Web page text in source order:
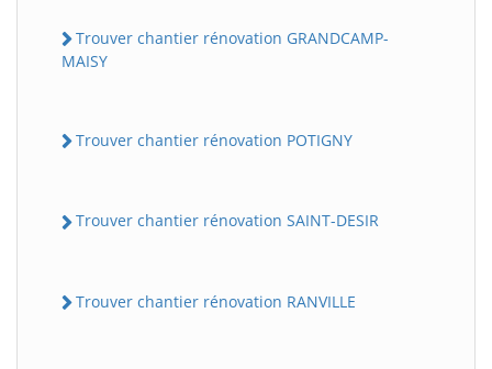
Trouver chantier rénovation GRANDCAMP-
MAISY
Trouver chantier rénovation POTIGNY
Trouver chantier rénovation SAINT-DESIR
Trouver chantier rénovation RANVILLE